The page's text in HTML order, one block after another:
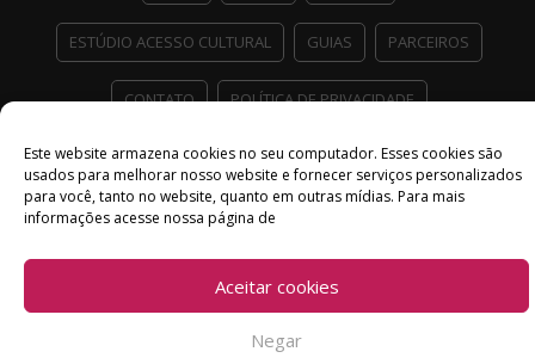
Este website armazena cookies no seu computador. Esses cookies são
usados ​​para melhorar nosso website e fornecer serviços personalizados
para você, tanto no website, quanto em outras mídias. Para mais
informações acesse nossa página de
Aceitar cookies
Negar
ESTÚDIO ACESSO CULTURAL GUIAS PARCEIROS
CONTATO POLÍTICA DE PRIVACIDADE
Facebook
TwitterInstagram
Youtube
Copyright©2026 Acesso Cultural - Arte, Cultura Pop e Entretenimento
Desenvolvido por